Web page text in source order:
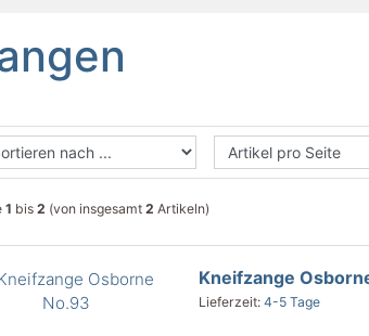
1 bis 2 (von insgesamt 2 Artikeln)
Kneifzange
Lieferzeit:4-5 Tage